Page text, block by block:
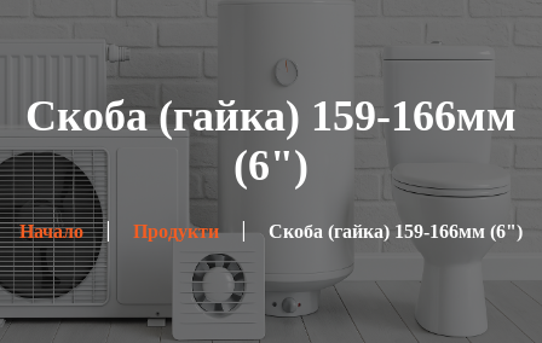
Скоба (гайка) 159-166мм
(6")
Начало Продукти Скоба (гайка) 159-166мм (6")